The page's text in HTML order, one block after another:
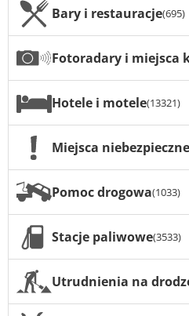
Bary i restauracje(695)
Fotoradary i miejsca
Hotele i motele(13321)
Miejsca niebezpieczne
Pomoc drogowa(1033)
Stacje paliwowe(3533)
Utrudnienia na